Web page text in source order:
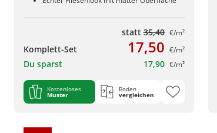
statt 35,40 €/m²
Komplett-Set 17,50 €/m²
Du sparst 17,90 €/m²
Kostenloses
Muster
Boden
vergleichen